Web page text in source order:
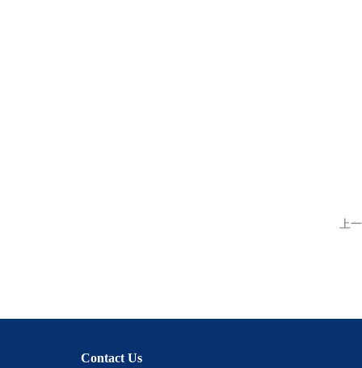
上
Contact Us